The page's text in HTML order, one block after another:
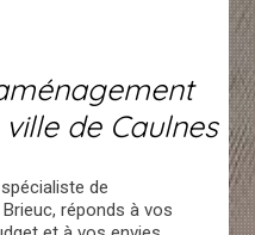
de Caulnes
de
réponds à vos